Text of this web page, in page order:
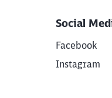
Social
Facebook
Instagram